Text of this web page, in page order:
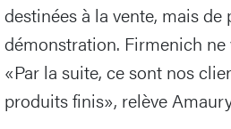
destinées à la vente, mais
démonstration. Firmenich ne
«Par la suite, ce sont nos
produits finis», relève